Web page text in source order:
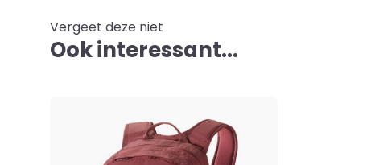
Vergeet deze niet
Ook interessant...